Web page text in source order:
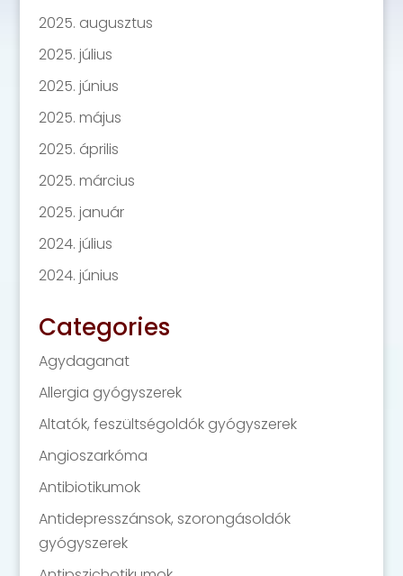
2025. augusztus
2025. július
2025. június
2025. május
2025. április
2025. március
2025. január
2024. július
2024. június
Categories
Agydaganat
Allergia gyógyszerek
Altatók, feszültségoldók gyógyszerek
Angioszarkóma
Antibiotikumok
Antidepresszánsok, szorongásoldók
gyógyszerek